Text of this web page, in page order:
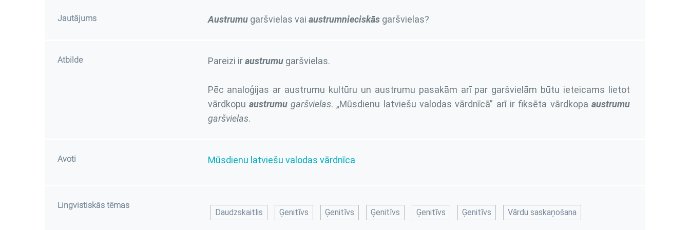
Jautājums Austrumu garšvielas vai austrumnieciskās garšvielas?
Atbilde Pareizi iraustrumugaršvielas.
Pēc analoģijas ar austrumu kultūru un austrumu pasakām arī par garšvielām būtu ieteicams lietot
vārdkopu austrumugaršvielas. „Mūsdienu latviešu valodas vārdnīcā” arī ir fiksēta vārdkopaaustrumu
garšvielas.
Avoti Mūsdienu latviešu valodas vārdnīca
Lingvistiskās tēmas
Daudzskaitlis Ģenitīvs Ģenitīvs Ģenitīvs Ģenitīvs Ģenitīvs Vārdu saskaņošana